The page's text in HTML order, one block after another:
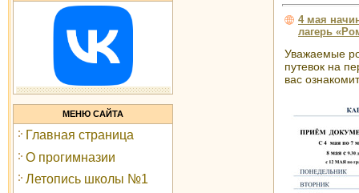
МЕНЮ САЙТА
Главная страница
О прогимназии
Летопись школы №1
4 мая
лагерь
Уважаемые
путевок на
вас